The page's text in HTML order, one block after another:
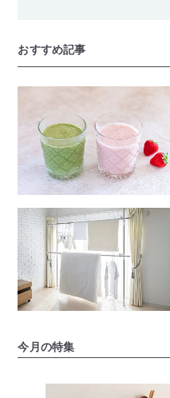
おすすめ記事
今月の特集